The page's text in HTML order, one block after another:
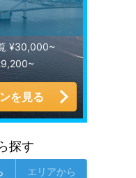
¥30,000~
を見る
探す
エリアから